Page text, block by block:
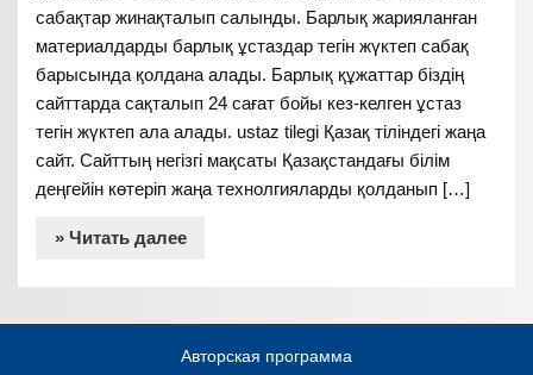
сабақтар жинақталып салынды. Барлық жарияланған
материалдарды барлық ұстаздар тегін жүктеп сабақ
барысында қолдана алады. Барлық құжаттар біздің
сайттарда сақталып 24 сағат бойы кез-келген ұстаз
тегін жүктеп ала алады. ustaz tilegi Қазақ тіліндегі жаңа
сайт. Сайттың негізгі мақсаты Қазақстандағы білім
деңгейін көтеріп жаңа технолгияларды қолданып […]
» Читать далее
Авторская программа